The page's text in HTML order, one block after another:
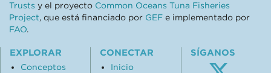
Trusts y el proyecto Common Oceans Tuna Fisheries
Project, que está financiado por GEF e implementado por
FAO.
EXPLORAR
Conceptos
CONECTAR
Inicio
SÍGANOS